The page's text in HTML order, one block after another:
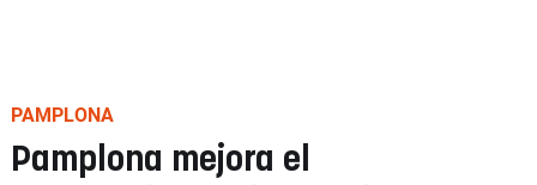
PAMPLONA
Pamplona mejora el